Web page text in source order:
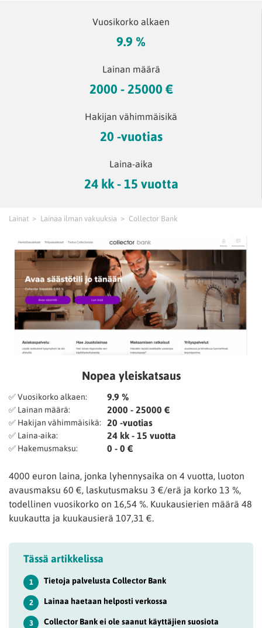
Vuosikorko alkaen
9.9 %
Lainan määrä
2000 - 25000 €
Hakijan vähimmäisikä
20 -vuotias
Laina-aika
24 kk - 15 vuotta
Lainat Lainaa ilman vakuuksia Collector Bank
Nopea yleiskatsaus
✅ Vuosikorko alkaen: 9.9 %
✅ Lainan määrä: 2000 - 25000 €
✅ Hakijan vähimmäisikä: 20 -vuotias
✅ Laina-aika: 24 kk - 15 vuotta
✅ Hakemusmaksu: 0 - 0 €
4000 euron laina, jonka lyhennysaika on 4 vuotta, luoton
avausmaksu 60 €, laskutusmaksu 3 €/erä ja korko 13 %,
todellinen vuosikorko on 16,54 %. Kuukausierien määrä 48
kuukautta ja kuukausierä 107,31 €.
Tässä artikkelissa
1 Tietoja palvelusta Collector Bank
2 Lainaa haetaan helposti verkossa
3 Collector Bank ei ole saanut käyttäjien suosiota